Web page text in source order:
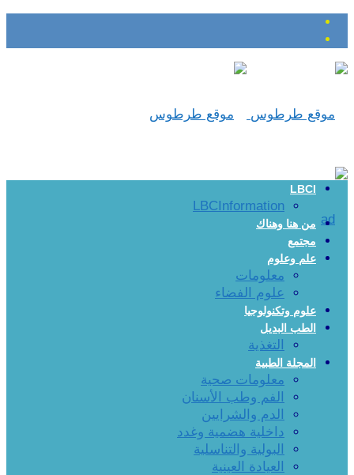
LBCI
LBCInformation
من هنا وهناك
مجتمع
علم وعلوم
معلومات
علوم الفضاء
علوم وتكنولوجيا
الطب البديل
التغذية
المجلة الطبية
معلومات صحية
الفم وطب الأسنان
الدم والشرايين
داخلية هضمية وغدد
البولية والتناسلية
العيادة العينية